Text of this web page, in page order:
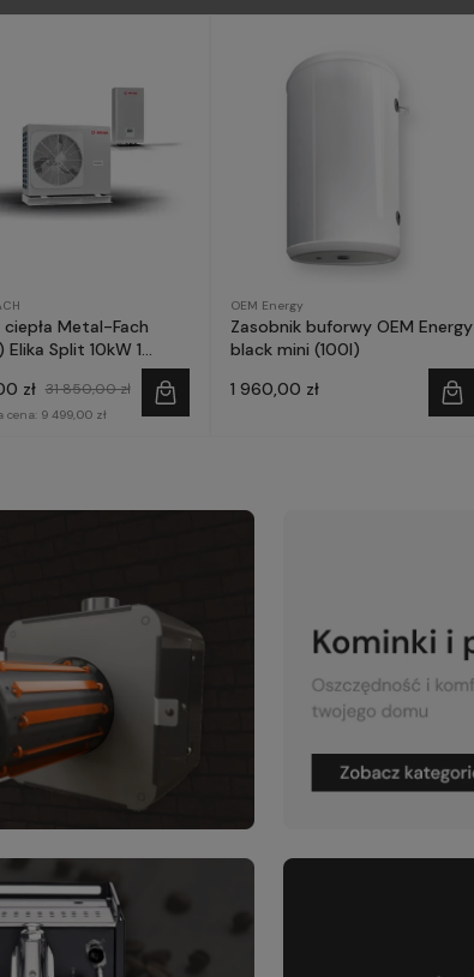
Metal-Fach
Elika Split 10kW 1
zł 31 850,00 zł
cena: 9 499,00 zł
OEM Energy
Zasobnik buforwy OEM Energy
black mini (100l)
1 960,00 zł